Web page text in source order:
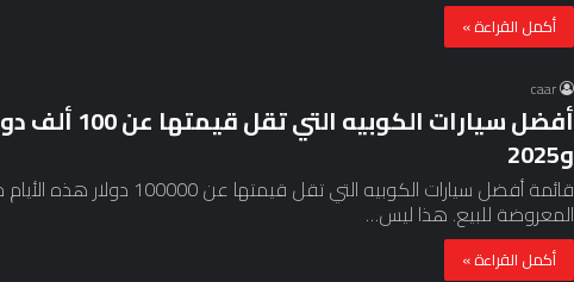
أكمل القراءة »
caar
و2025
قائمة أفضل سيارات الكوبيه التي
المعروضة للبيع. هذا ليس…
أكمل القراءة »